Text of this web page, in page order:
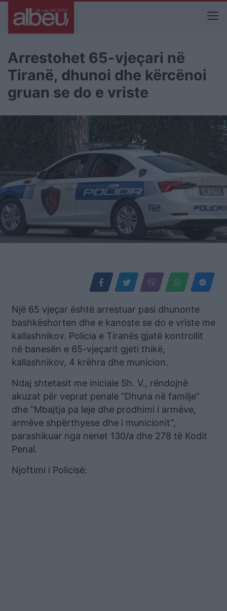
Arrestohet 65-vjeçari në
Tiranë, dhunoi dhe kërcënoi
gruan se do e vriste
Një 65 vjeçar është arrestuar pasi dhunonte
bashkëshorten dhe e kanoste se do e vriste me
kallashnikov. Policia e Tiranës gjatë kontrollit
në banesën e 65-vjeçarit gjeti thikë,
kallashnikov, 4 krëhra dhe municion.
Ndaj shtetasit me iniciale Sh. V., rëndojnë
akuzat për veprat penale “Dhuna në familje”
dhe “Mbajtja pa leje dhe prodhimi i armëve,
armëve shpërthyese dhe i municionit”,
parashikuar nga nenet 130/a dhe 278 të Kodit
Penal.
Njoftimi i Policisë: